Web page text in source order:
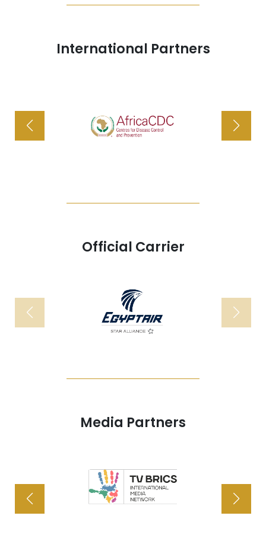
International Partners
Official Carrier
Media Partners